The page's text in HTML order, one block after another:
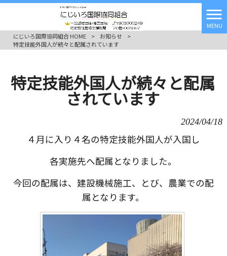
MENU
にじいろ国際協同組合 HOME
> お知らせ
>
特定技能外国人が続々と配属されています
特定技能外国人が続々と配属
されています
2024/04/18
４月に入り４名の特定技能外国人が入国し
各実施先へ配属となりました。
今回の配属は、建設機械施工、とび、農業での配
属となります。